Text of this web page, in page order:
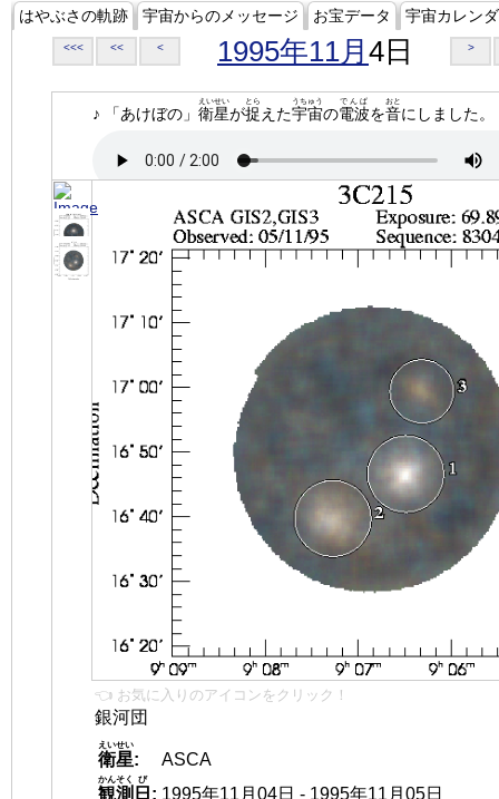
はやぶさの軌跡 宇宙からのメッセージ お宝データ 宇宙カレン
<<< << < 1995年11月 4日 >
♪ 「あけぼの」 衛星
えいせい
が捉
とら
えた宇宙
うちゅう
の電波
でんぱ
を音
おと
にしました。
👈 お気に入りのアイコンをクリック！
銀河団
衛星
えいせい
:
ASCA
観測
かんそく
日
び
: 1995年11月04日 - 1995年11月05日